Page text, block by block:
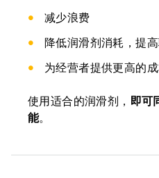
减少浪费
降低润滑剂消耗，提
为经营者提供更高的
使用适合的润滑剂， 即可
能。